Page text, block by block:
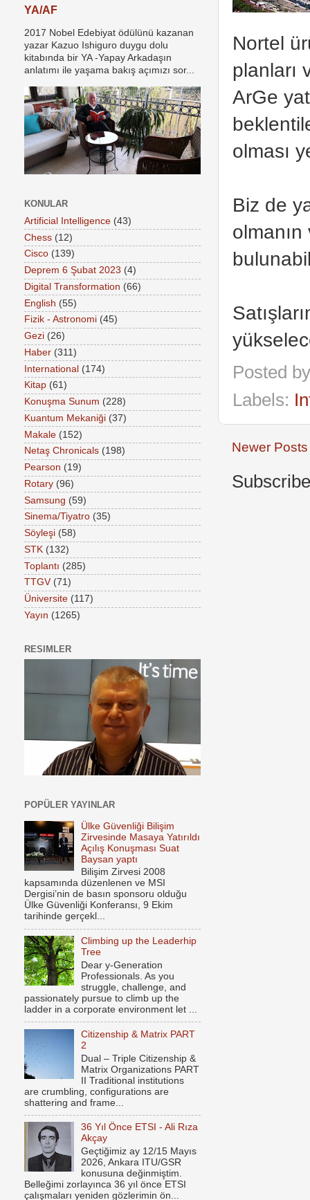
Nortel
planları
ArGe
olması
Biz de
Posted
Labels:
Newer Posts
YA/AF
2017 Nobel Edebiyat ödülünü kazanan
yazar Kazuo Ishiguro duygu dolu
kitabında bir YA -Yapay Arkadaşın
anlatımı ile yaşama bakış açımızı sor...
KONULAR
Artificial Intelligence (43)
Chess (12)
Cisco (139)
Deprem 6 Şubat 2023 (4)
Digital Transformation (66)
English (55)
Fizik - Astronomi (45)
Gezi (26)
Haber (311)
International (174)
Kitap (61)
Konuşma Sunum (228)
Kuantum Mekaniği (37)
Makale (152)
Netaş Chronicals (198)
Pearson (19)
Rotary (96)
Samsung (59)
Sinema/Tiyatro (35)
Söyleşi (58)
STK (132)
Toplantı (285)
TTGV (71)
Üniversite (117)
Yayın (1265)
RESIMLER
POPÜLER YAYINLAR
Ülke Güvenliği Bilişim
Zirvesinde Masaya Yatırıldı
Açılış Konuşması Suat
Baysan yaptı
Bilişim Zirvesi 2008
kapsamında düzenlenen ve MSI
Dergisi’nin de basın sponsoru olduğu
Ülke Güvenliği Konferansı, 9 Ekim
tarihinde gerçekl...
Climbing up the Leaderhip
Tree
Dear y-Generation
Professionals. As you
struggle, challenge, and
passionately pursue to climb up the
ladder in a corporate environment let ...
Citizenship & Matrix PART
2
Dual – Triple Citizenship &
Matrix Organizations PART
II Traditional institutions
are crumbling, configurations are
shattering and frame...
36 Yıl Önce ETSI - Ali Rıza
Akçay
Geçtiğimiz ay 12/15 Mayıs
2026, Ankara ITU/GSR
konusuna değinmiştim.
Belleğimi zorlayınca 36 yıl önce ETSI
çalışmaları yeniden gözlerimin ön...